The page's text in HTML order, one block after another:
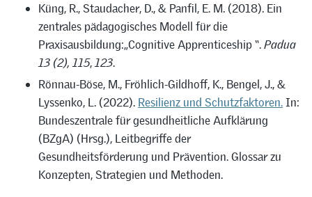
Küng, R., Staudacher, D., & Panfil, E. M. (2018). Ein
zentrales pädagogisches Modell für die
Praxisausbildung:„Cognitive Apprenticeship “.Padua
13 (2), 115,123.
Rönnau-Böse, M., Fröhlich-Gildhoff, K., Bengel, J., &
Lyssenko, L. (2022). Resilienz und Schutzfaktoren.In:
Bundeszentrale für gesundheitliche Aufklärung
(BZgA) (Hrsg.), Leitbegriffe der
Gesundheitsförderung und Prävention. Glossar zu
Konzepten, Strategien und Methoden.